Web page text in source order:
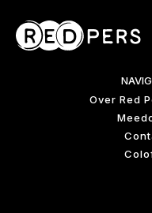
Over Red